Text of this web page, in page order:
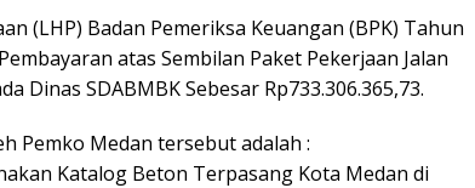
(LHP) Badan Pemeriksa Keuangan (BPK) Tahun
atas Sembilan Paket Pekerjaan Jalan
Dinas SDABMBK Sebesar Rp733.306.365,73.
Pemko Medan tersebut adalah :
Katalog Beton Terpasang Kota Medan di